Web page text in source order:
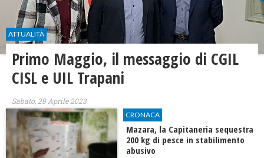
ATTUALITÀ
Primo Maggio, il messaggio di CGIL
CISL e UIL Trapani
Sabato, 29 Aprile 2023
CRONACA
Mazara, la Capitaneria sequestra
200 kg di pesce in stabilimento
abusivo